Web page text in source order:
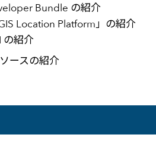
Bundle の紹介
Location Platform」の紹介
の紹介
ースの紹介